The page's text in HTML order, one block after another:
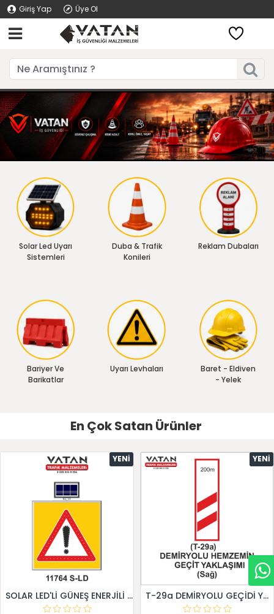
Giriş Yap Üye Ol
Solar Led Uyarı
Sistemleri
Duba & Trafik
Konileri
Reklam Dubaları
Bariyer Ve
Barikatlar
Uyarı Levhaları
Baret - Eldiven
- Yelek
En Çok Satan Ürünler
YENI
SOLAR LED'Lİ GÜNEŞ ENERJİLİ LEVHA
YENI
T-29a DEMİRYOLU GEÇİDİ YAKLAŞIM LEVHALARI (Sağ)